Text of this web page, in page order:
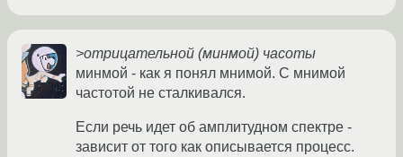
>отрицательной (минмой) часоты
минмой - как я понял мнимой. С мнимой
частотой не сталкивался.
Если речь идет об амплитудном спектре -
зависит от того как описывается процесс.